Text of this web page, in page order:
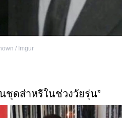
/ Imgur
ดส่าหรีในช่วงวัยรุ่น”